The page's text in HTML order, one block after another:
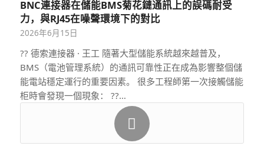
BNC連接器在儲能BMS菊花鏈通訊上的誤碼耐受
力，與RJ45在噪聲環境下的對比
2026年6月15日
?? 德索連接器 · 王工 隨著大型儲能系統越來越普及，
BMS（電池管理系統）的通訊可靠性正在成為影響整個儲
能電站穩定運行的重要因素。 很多工程師第一次接觸儲能
柜時會發現一個現象： ??…